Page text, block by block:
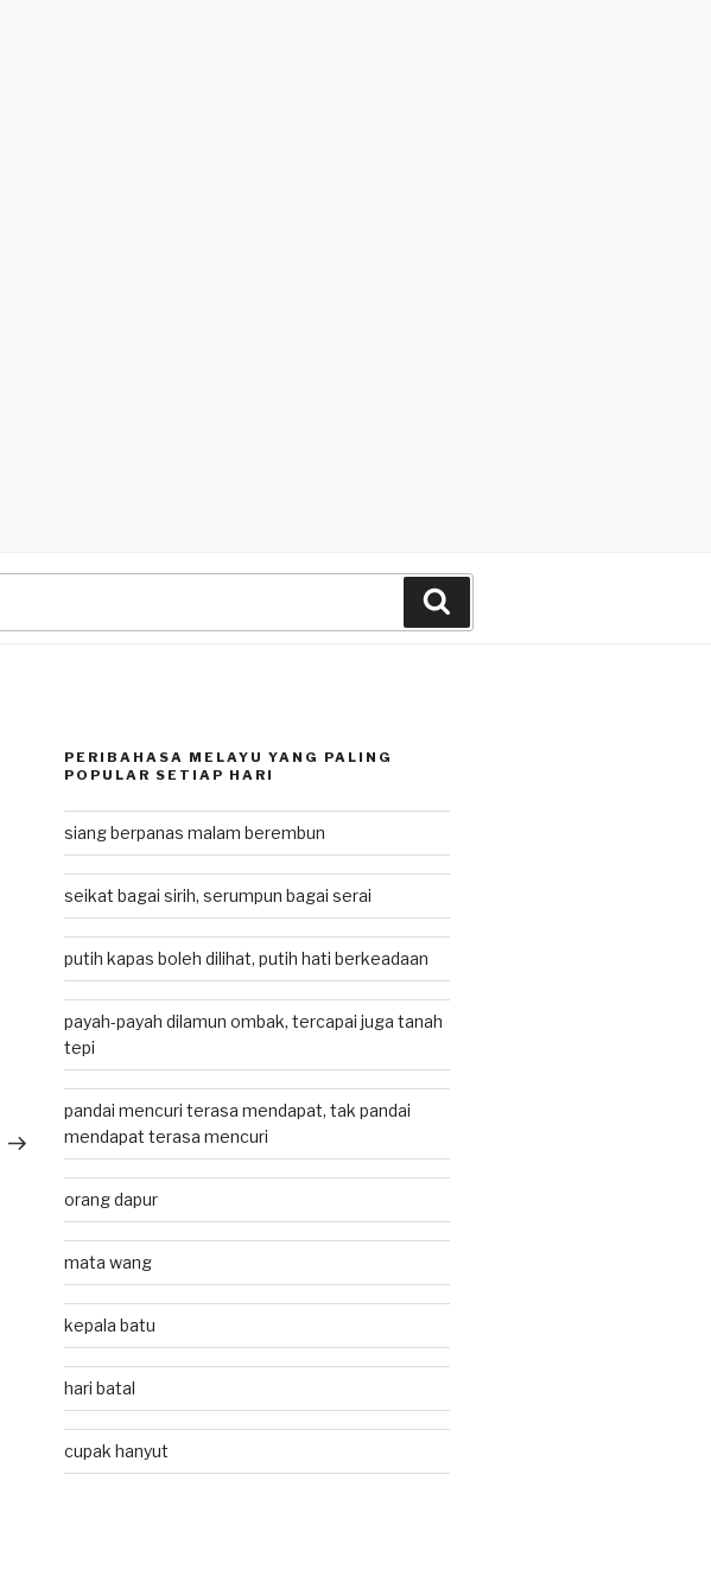
PERIBAHASA MELAYU YANG PALING
POPULAR SETIAP HARI
siang berpanas malam berembun
seikat bagai sirih, serumpun bagai serai
putih kapas boleh dilihat, putih hati berkeadaan
payah-payah dilamun ombak, tercapai juga tanah
tepi
pandai mencuri terasa mendapat, tak pandai
mendapat terasa mencuri
orang dapur
mata wang
kepala batu
hari batal
cupak hanyut